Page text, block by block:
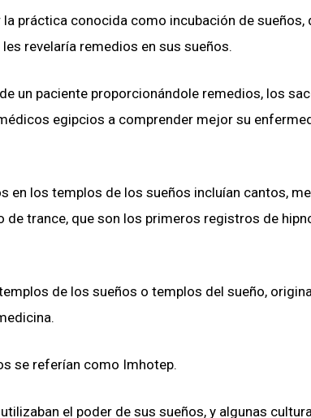
práctica conocida como incubación de sueños,
revelaría remedios en sus sueños.
un paciente proporcionándole remedios, los
egipcios a comprender mejor su
los templos de los sueños incluían cantos,
de trance, que son los primeros registros de
de los sueños o templos del sueño,
se referían como Imhotep.
el poder de sus sueños, y algunas